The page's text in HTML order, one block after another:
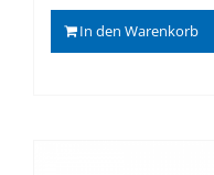
In den Warenkorb